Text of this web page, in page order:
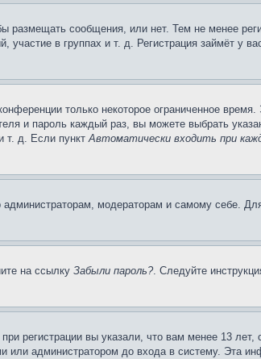
размещать сообщения, или нет. Тем не менее
в группах и т. д. Регистрация займёт у
только некоторое ограниченное
и пароль каждый раз, вы можете выбрать
т. д. Если пунктАвтоматически входить при
администраторам, модераторам и самому себе.
на ссылку Забыли пароль?. Следуйте
регистрации вы указали, что вам менее 13 лет,
или администратором до входа в систему. Эта